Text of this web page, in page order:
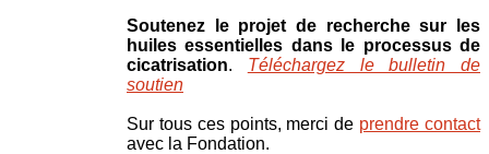
Soutenez le projet de recherche sur les
huiles essentielles dans le processus de
cicatrisation. Téléchargez le bulletin de
soutien
Sur tous ces points, merci de prendre contact
avec la Fondation.